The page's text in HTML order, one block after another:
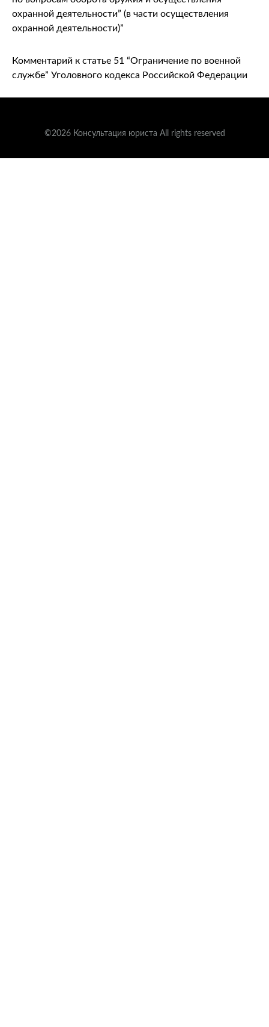
охранной деятельности” (в части осуществления
охранной деятельности)”
Комментарий к статье 51 “Ограничение по военной
службе” Уголовного кодекса Российской Федерации
©2026 Консультация юриста All rights reserved